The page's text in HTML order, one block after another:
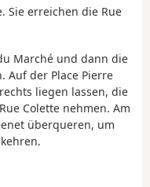
Sie erreichen die Rue
Marché und dann die
Auf der Place Pierre
liegen lassen, die
Colette nehmen. Am
überqueren, um